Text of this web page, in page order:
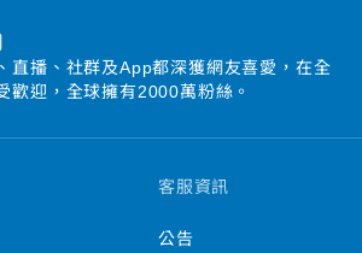
直播、社群及App都深獲網友喜愛，在全
歡迎，全球擁有2000萬粉絲。
客服資訊
公告